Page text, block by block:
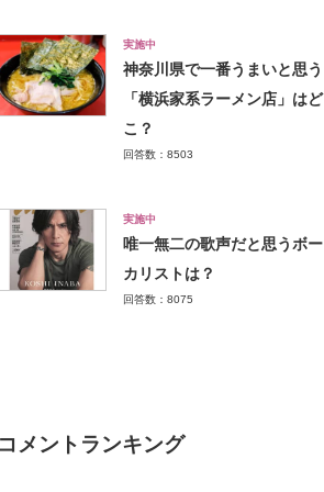
実施中
神奈川県で一番うまいと思う
「横浜家系ラーメン店」はど
こ？
回答数：8503
実施中
唯一無二の歌声だと思うボー
カリストは？
回答数：8075
メントランキング